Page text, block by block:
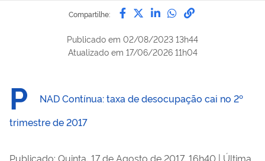
Compartilhe: Compartilhe por Facebook
Compartilhe por Twitter
Compartilhe por
Compartilhe
link para
Publicado em 02/08/2023 13h44
Atualizado em 17/06/2026 11h04
P
NAD Contínua: taxa de desocupação cai no 2º
trimestre de 2017
Publicado: Quinta, 17 de Agosto de 2017, 16h40 | Última